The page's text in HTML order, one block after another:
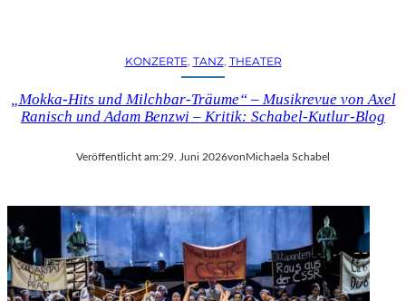
KONZERTE, TANZ, THEATER
„Mokka-Hits und Milchbar-Träume“ – Musikrevue von Axel
Ranisch und Adam Benzwi – Kritik: Schabel-Kutlur-Blog
Veröffentlicht am:29. Juni 2026vonMichaela Schabel